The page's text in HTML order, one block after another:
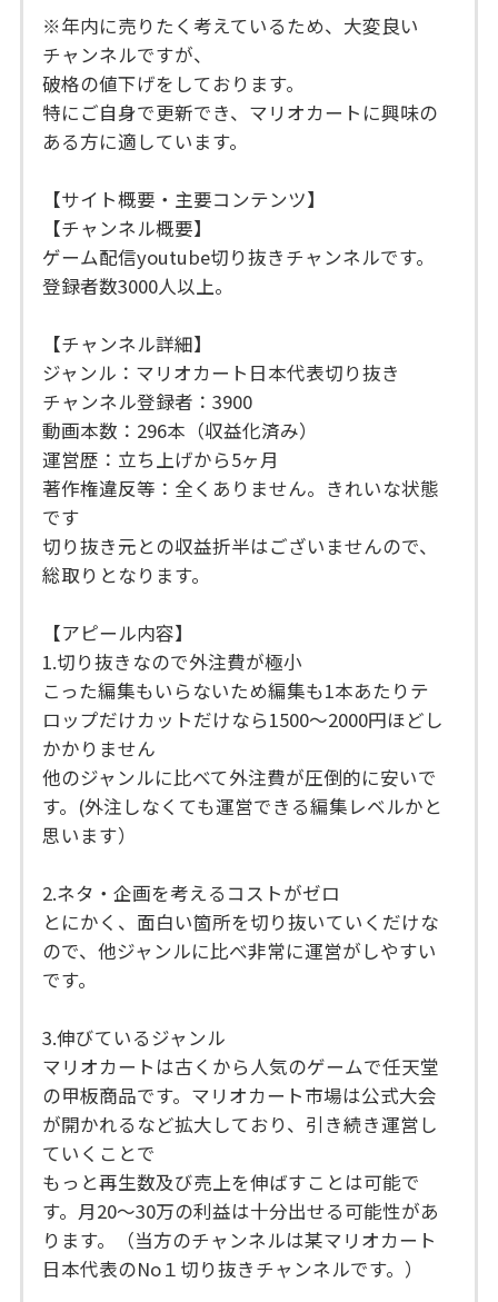
※年内に売りたく考えているため、大変良い
チャンネルですが、
破格の値下げをしております。
特にご自身で更新でき、マリオカートに興味の
ある方に適しています。
【サイト概要・主要コンテンツ】
【チャンネル概要】
ゲーム配信youtube切り抜きチャンネルです。
登録者数3000人以上。
【チャンネル詳細】
ジャンル：マリオカート日本代表切り抜き
チャンネル登録者：3900
動画本数：296本（収益化済み）
運営歴：立ち上げから5ヶ月
著作権違反等：全くありません。きれいな状態
です
切り抜き元との収益折半はございませんので、
総取りとなります。
【アピール内容】
1.切り抜きなので外注費が極小
こった編集もいらないため編集も1本あたりテ
ロップだけカットだけなら1500〜2000円ほどし
かかりません
他のジャンルに比べて外注費が圧倒的に安いで
す。(外注しなくても運営できる編集レベルかと
思います）
2.ネタ・企画を考えるコストがゼロ
とにかく、面白い箇所を切り抜いていくだけな
ので、他ジャンルに比べ非常に運営がしやすい
です。
3.伸びているジャンル
マリオカートは古くから人気のゲームで任天堂
の甲板商品です。マリオカート市場は公式大会
が開かれるなど拡大しており、引き続き運営し
ていくことで
もっと再生数及び売上を伸ばすことは可能で
す。月20～30万の利益は十分出せる可能性があ
ります。（当方のチャンネルは某マリオカート
日本代表のNo１切り抜きチャンネルです。）